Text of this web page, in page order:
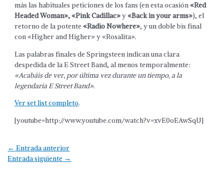
más las habituales peticiones de los fans (en esta ocasión«Red
Headed Woman», «Pink Cadillac»y«Back in your arms»), el
retorno de la potente«Radio Nowhere», y un doble bis final
con «Higher and Higher» y «Rosalita».
Las palabras finales de Springsteen indican una clara
despedida de la E Street Band, al menos temporalmente:
«Acabáis de ver, por última vez durante un tiempo, a la
legendaria E Street Band».
Ver set list completo.
[youtube=http://www.youtube.com/watch?v=xvE0oEAwSqU]
Navegación
de
← Entrada anterior
Entrada siguiente →